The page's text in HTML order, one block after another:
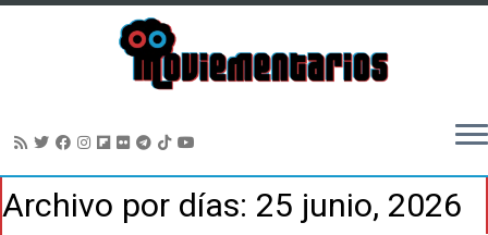
al
Archivo por días: 25 junio, 2026